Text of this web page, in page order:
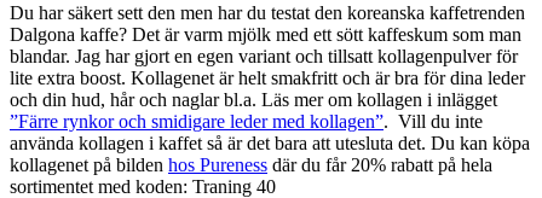
Du har säkert sett den men har du testat den koreanska kaffetrenden
Dalgona kaffe? Det är varm mjölk med ett sött kaffeskum som man
blandar. Jag har gjort en egen variant och tillsatt kollagenpulver för
lite extra boost. Kollagenet är helt smakfritt och är bra för dina leder
och din hud, hår och naglar bl.a. Läs mer om kollagen i inlägget
”Färre rynkor och smidigare leder med kollagen”. Vill du inte
använda kollagen i kaffet så är det bara att utesluta det. Du kan köpa
kollagenet på bilden hos Pureness där du får 20% rabatt på hela
sortimentet med koden: Traning 40